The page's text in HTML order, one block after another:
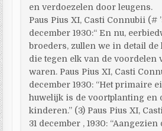
en verdoezelen door leugens.
Paus Pius XI, Casti Connubii (#
december 1930:“ En nu,
broeders, zullen we in detail de
die tegen elk van de voordelen
waren. Paus Pius XI, Casti
december 1930: “Het primaire
huwelijk is de voortplanting en
kinderen.” (3) Paus Pius XI,
31 december , 1930: